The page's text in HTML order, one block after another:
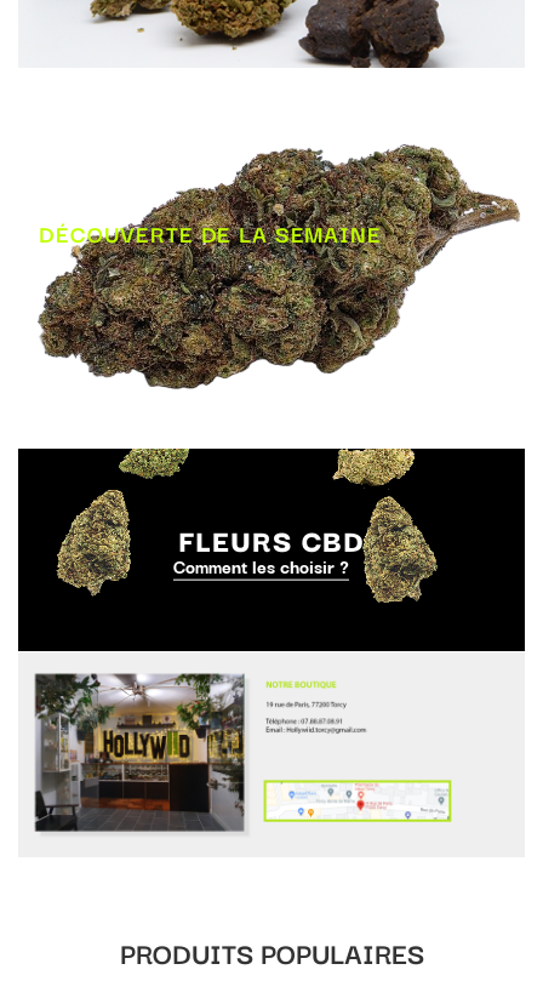
DÉCOUVERTE DE LA SEMAINE
FLEURS CBD
Comment les choisir ?
PRODUITS POPULAIRES